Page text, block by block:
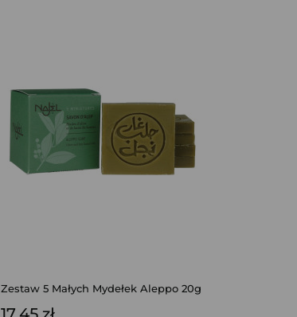
Zestaw 5 Małych Mydełek Aleppo 20g